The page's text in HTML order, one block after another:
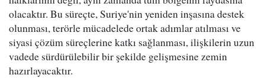
olacaktır. Bu süreçte, Suriye'nin yeniden inşasına destek
olunması, terörle mücadelede ortak adımlar atılması ve
siyasi çözüm süreçlerine katkı sağlanması, ilişkilerin uzun
vadede sürdürülebilir bir şekilde gelişmesine zemin
hazırlayacaktır.